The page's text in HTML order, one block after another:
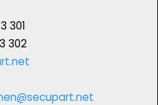
301
302